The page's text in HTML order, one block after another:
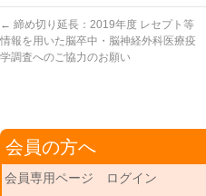
← 締め切り延長：2019年度 レセプト等
情報を用いた脳卒中・脳神経外科医療疫
学調査へのご協力のお願い
会員の方へ
会員専用ページ ログイン